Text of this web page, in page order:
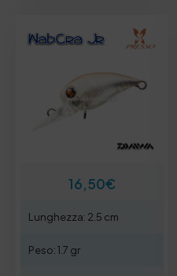
16,50€
Lunghezza: 2.5 cm
Peso: 1.7 gr